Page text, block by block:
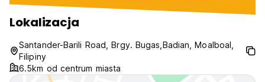
restaurant was
curtains on beds
distance from
stay. Highly
Lokalizacja
Santander-Barili Road, Brgy. Bugas,Badian, Moalboal,
Filipiny
6.5km od centrum miasta